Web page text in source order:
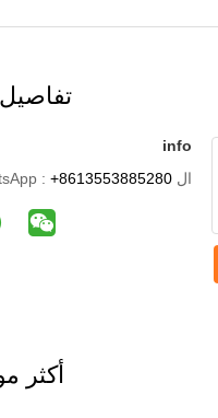
info
ال WhatsApp : +8613553885280
أكثر